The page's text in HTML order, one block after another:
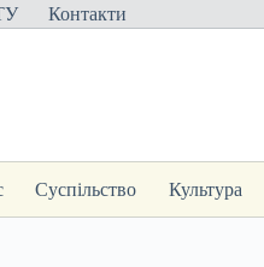
Контакти
Суспільство Культура